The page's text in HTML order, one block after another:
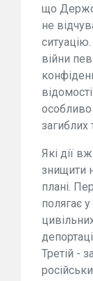
що
не
війни
особливо
загиблих
Які дії
знищити
плані.
полягає
Третій -